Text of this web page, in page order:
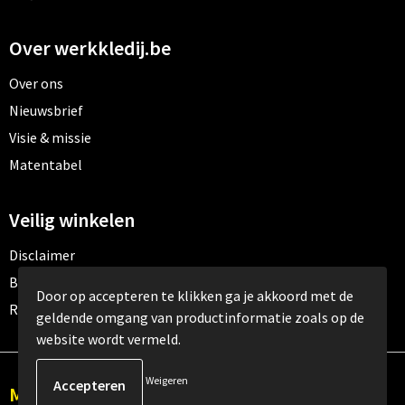
Over werkkledij.be
Over ons
Nieuwsbrief
Visie & missie
Matentabel
Veilig winkelen
Disclaimer
Betaalmethoden
Retourneren
Meld je aan voor onze nieuwsbrief
Door op accepteren te klikken ga je akkoord met de
geldende omgang van productinformatie zoals op de
website wordt vermeld.
Weigeren